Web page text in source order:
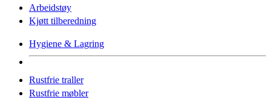
Arbeidstøy
Kjøtt tilberedning
Hygiene & Lagring
Rustfrie traller
Rustfrie møbler